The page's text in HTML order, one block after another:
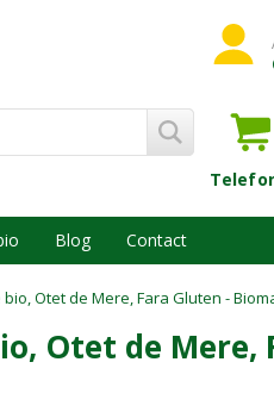
Blog Contact
Otet de Mere, Fara Gluten -
Otet de Mere,